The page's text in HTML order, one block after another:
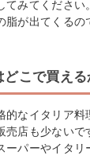
てみてくださ
脂が出てくるの
こで買え
的なイタリア料
売店も少ないで
ーパーやイタリ